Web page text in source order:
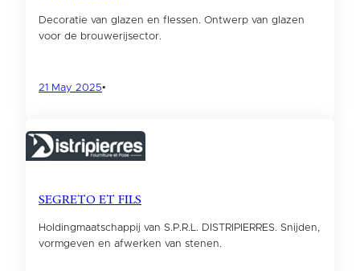
Decoratie van glazen en flessen. Ontwerp van glazen
voor de brouwerijsector.
21 May 2025•
SEGRETO ET FILS
Holdingmaatschappij van S.P.R.L. DISTRIPIERRES. Snijden,
vormgeven en afwerken van stenen.